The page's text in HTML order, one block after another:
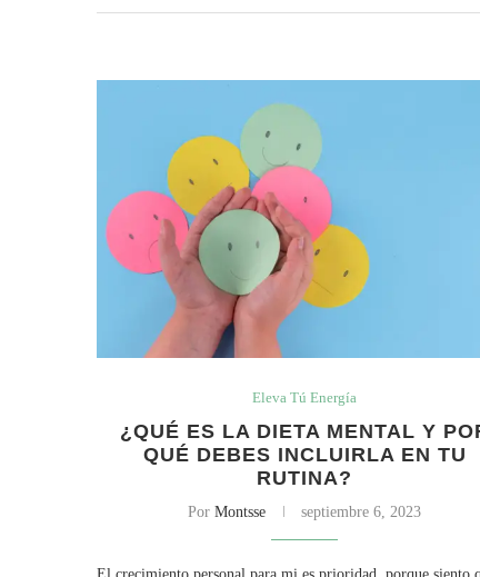
Eleva Tú Energía
¿QUÉ ES LA DIETA MENTAL Y
QUÉ DEBES INCLUIRLA EN TU
RUTINA?
PorMontsse septiembre 6, 2023